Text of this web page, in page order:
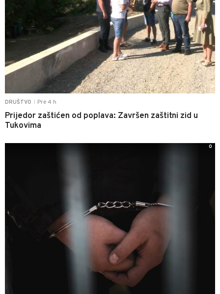
DRUŠTVO Pre 4 h
Prijedor zaštićen od poplava: Završen zaštitni zid u
Tukovima
0